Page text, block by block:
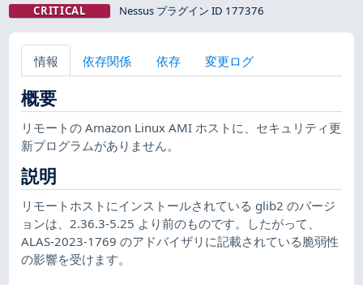
CRITICAL Nessus プラグイン ID 177376
情報 依存関係 依存 変更ログ
概要
リモートの Amazon Linux AMI ホストに、セキュリティ更
新プログラムがありません。
説明
リモートホストにインストールされている glib2 のバージ
ョンは、2.36.3-5.25 より前のものです。したがって、
ALAS-2023-1769 のアドバイザリに記載されている脆弱性
の影響を受けます。